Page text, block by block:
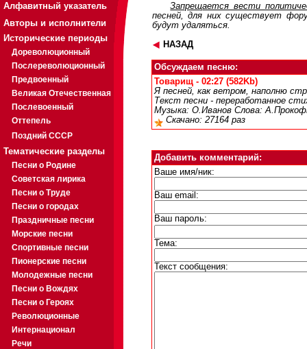
Алфавитный указатель
Авторы и исполнители
Исторические периоды
Дореволюционный
Послереволюционный
Предвоенный
Великая Отечественная
Послевоенный
Оттепель
Поздний СССР
Тематические разделы
Песни о Родине
Советская лирика
Песни о Труде
Песни о городах
Праздничные песни
Морские песни
Спортивные песни
Пионерские песни
Молодежные песни
Песни о Вождях
Песни о Героях
Революционные
Интернационал
Речи
Запрещается вести
песней, для них существует
будут удаляться.
НАЗАД
Обсуждаем песню:
Товарищ - 02:27 (582Kb)
Я песней, как ветром, наполню
Текст песни - переработанное
Музыка: О.Иванов Слова:
Скачано: 27164 раз
Добавить комментарий:
Ваше имя/ник:
Ваш email:
Ваш пароль:
Тема:
Текст сообщения: